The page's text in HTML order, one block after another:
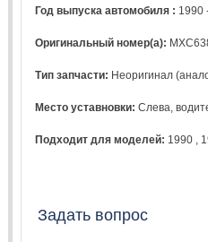
Год выпуска автомобиля : 1990
Оригинальный номер(а):
Тип запчасти: Неоригинал
Место уставновки:Слева,
Подходит для моделей: 1990
Задать вопрос